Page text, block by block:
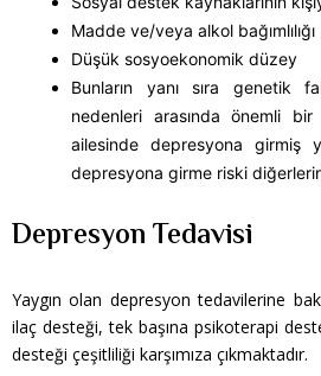
Madde ve/veya alkol bağımlılığı
Düşük sosyoekonomik düzey
Bunların yanı sıra genetik
nedenleri arasında önemli
ailesinde depresyona girmiş
depresyona girme riski
Depresyon Tedavisi
Yaygın olan depresyon tedavilerine
ilaç desteği, tek başına psikoterapi
desteği çeşitliliği karşımıza çıkmaktadır.